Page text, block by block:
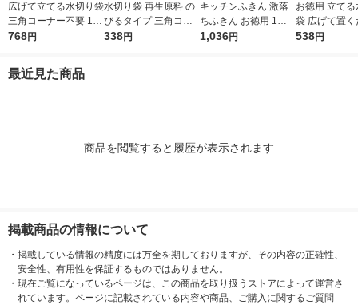
広げて立てる水切り袋
三角コーナー不要 100
枚入 1箱 レック
768円
水切り袋 再生原料 の
びるタイプ 三角コー
ナー・排水口 兼用 1
338円
キッチンふきん 激落
ちふきん お徳用 1セ
ット（5枚入×2パッ
1,036円
お徳用 立て
袋 広げて置く
角コーナー不
538円
最近見た商品
商品を閲覧すると履歴が表示されます
掲載商品の情報について
・ 掲載している情報の精度には万全を期しておりますが、その内容の正確性、
安全性、有用性を保証するものではありません。
・ 現在ご覧になっているページは、この商品を取り扱うストアによって運営さ
れています。ページに記載されている内容や商品、ご購入に関するご質問